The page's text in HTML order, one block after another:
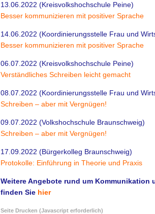
13.06.2022 (Kreisvolkshochschule Peine)
Besser kommunizieren mit positiver Sprache
14.06.2022 (Koordinierungsstelle Frau und
Besser kommunizieren mit positiver Sprache
06.07.2022 (Kreisvolkshochschule Peine)
Verständliches Schreiben leicht gemacht
08.07.2022 (Koordinierungsstelle Frau und
Schreiben – aber mit Vergnügen!
09.07.2022 (Volkshochschule Braunschweig)
Schreiben – aber mit Vergnügen!
17.09.2022 (Bürgerkolleg Braunschweig)
Protokolle: Einführung in Theorie und Praxis
Weitere Angebote rund um Kommunikation
finden Sie hier
Seite Drucken (Javascript erforderlich)